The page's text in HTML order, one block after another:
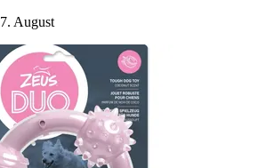
August